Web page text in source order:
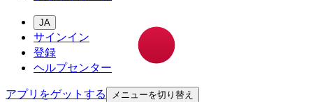
JA
サインイン
登録
ヘルプセンター
アプリをゲットする
メニューを切り替え